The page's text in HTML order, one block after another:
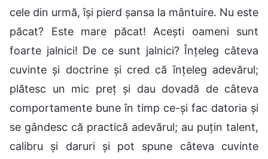
cele din urmă, își pierd șansa la mântuire. Nu este
păcat? Este mare păcat! Acești oameni sunt
foarte jalnici! De ce sunt jalnici? Înțeleg câteva
cuvinte și doctrine și cred că înțeleg adevărul;
plătesc un mic preț și dau dovadă de câteva
comportamente bune în timp ce-și fac datoria și
se gândesc că practică adevărul; au puțin talent,
calibru și daruri și pot spune câteva cuvinte